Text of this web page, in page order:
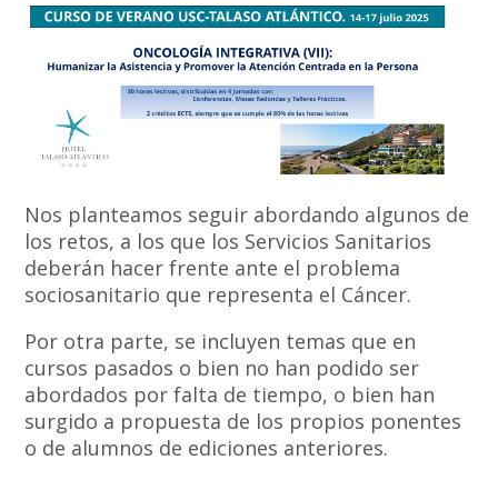
Nos planteamos seguir abordando algunos de
los retos, a los que los Servicios Sanitarios
deberán hacer frente ante el problema
sociosanitario que representa el Cáncer.
Por otra parte, se incluyen temas que en
cursos pasados o bien no han podido ser
abordados por falta de tiempo, o bien han
surgido a propuesta de los propios ponentes
o de alumnos de ediciones anteriores.